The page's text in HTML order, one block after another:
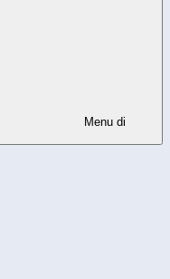
Menu di